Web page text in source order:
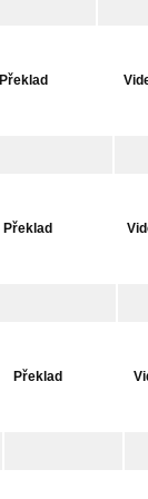
Překlad
Překlad
Překlad